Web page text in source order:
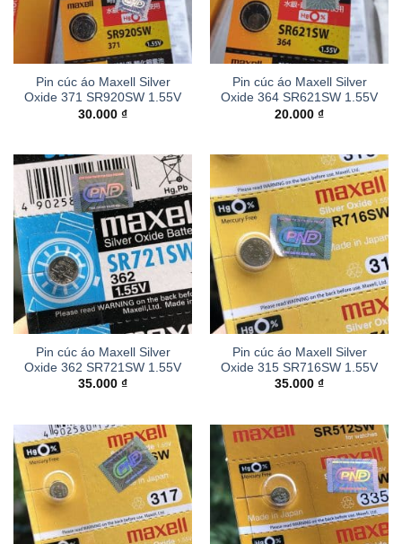
Pin cúc áo Maxell Silver
Oxide 371 SR920SW 1.55V
30.000 ₫
Pin cúc áo Maxell Silver
Oxide 364 SR621SW 1.55V
20.000 ₫
Pin cúc áo Maxell Silver
Oxide 362 SR721SW 1.55V
35.000 ₫
Pin cúc áo Maxell Silver
Oxide 315 SR716SW 1.55V
35.000 ₫